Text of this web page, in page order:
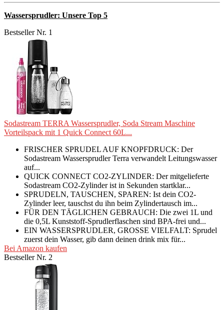
Wassersprudler: Unsere Top 5
Bestseller Nr. 1
Sodastream TERRA Wassersprudler, Soda Stream Maschine
Vorteilspack mit 1 Quick Connect 60L...
FRISCHER SPRUDEL AUF KNOPFDRUCK: Der
Sodastream Wassersprudler Terra verwandelt Leitungswasser
auf...
QUICK CONNECT CO2-ZYLINDER: Der mitgelieferte
Sodastream CO2-Zylinder ist in Sekunden startklar...
SPRUDELN, TAUSCHEN, SPAREN: Ist dein CO2-
Zylinder leer, tauschst du ihn beim Zylindertausch im...
FÜR DEN TÄGLICHEN GEBRAUCH: Die zwei 1L und
die 0,5L Kunststoff-Sprudlerflaschen sind BPA-frei und...
EIN WASSERSPRUDLER, GROSSE VIELFALT: Sprudel
zuerst dein Wasser, gib dann deinen drink mix für...
Bei Amazon kaufen
Bestseller Nr. 2